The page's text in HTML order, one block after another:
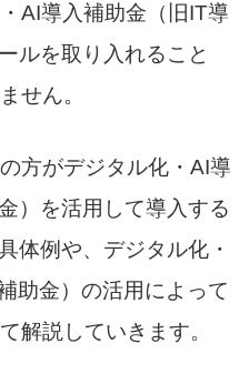
AI導入補助金（旧IT導
ルを取り入れること
せん。
方がデジタル化・AI導
）を活用して導入する
体例や、デジタル化・
助金）の活用によって
解説していきます。